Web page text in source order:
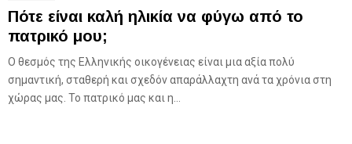
Πότε είναι καλή ηλικία να φύγω από το
πατρικό μου;
Ο θεσμός της Ελληνικής οικογένειας είναι μια αξία πολύ
σημαντική, σταθερή και σχεδόν απαράλλαχτη ανά τα χρόνια στη
χώρας μας. Το πατρικό μας και η...